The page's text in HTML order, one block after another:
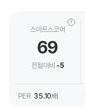
스마트스코어
69
전월대비 -5
PER 35.10배